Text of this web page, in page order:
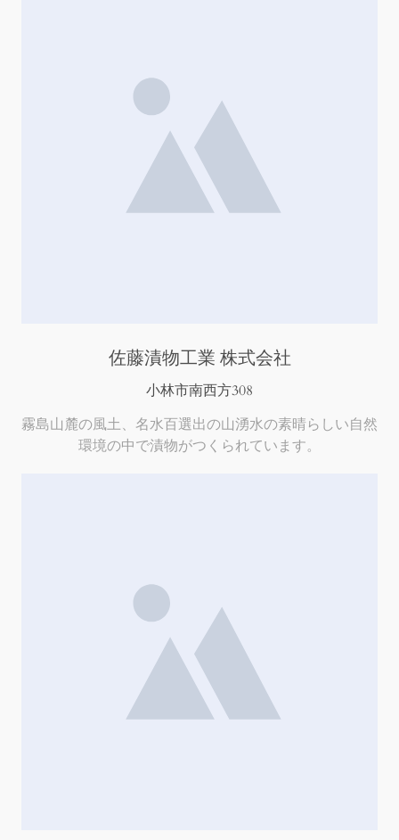
佐藤漬物工業 株式会社
小林市南西方308
霧島山麓の風土、名水百選出の山湧水の素晴らしい自然
環境の中で漬物がつくられています。